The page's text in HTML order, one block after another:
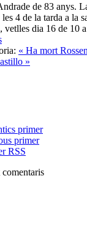
de 83 anys.
4 de la tarda a la
vetlles dia 16 de 10
« Ha mort
»
primer
primer
RSS